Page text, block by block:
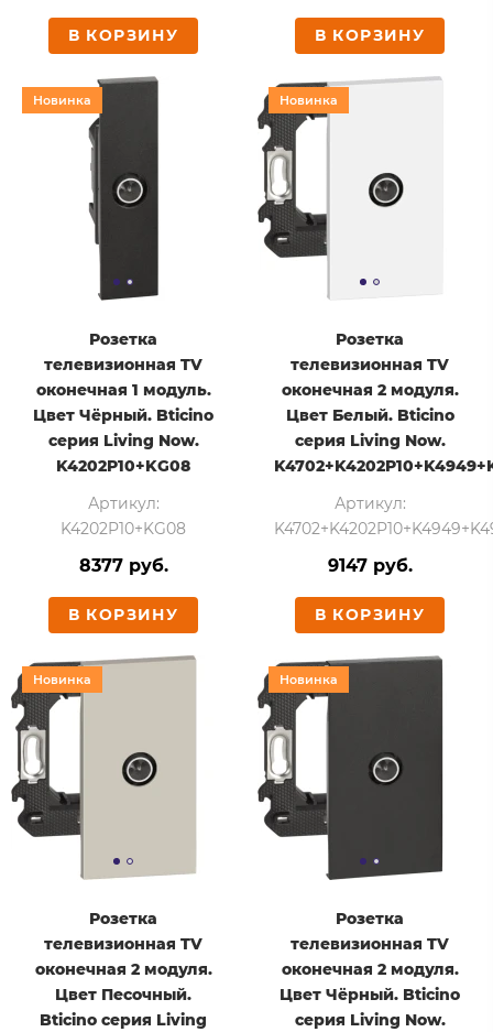
В КОРЗИНУ В КОРЗИНУ
Новинка
Розетка
телевизионная TV
оконечная 1 модуль.
Цвет Чёрный. Bticino
серия Living Now.
K4202P10+KG08
Артикул:
K4202P10+KG08
8377 руб.
В КОРЗИНУ
Новинка
Розетка
телевизионная TV
оконечная 2 модуля.
Цвет Белый. Bticino
серия Living Now.
Артикул:
9147 руб.
В КОРЗИНУ
Новинка
Розетка
телевизионная TV
оконечная 2 модуля.
Цвет Песочный.
Bticino серия Living
Новинка
Розетка
телевизионная TV
оконечная 2 модуля.
Цвет Чёрный. Bticino
серия Living Now.